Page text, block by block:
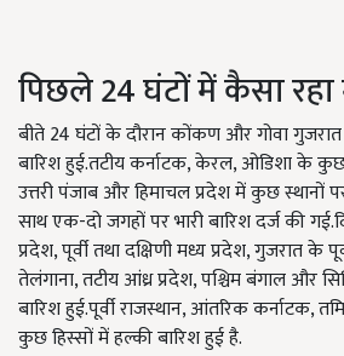
पिछले 24 घंटों में कैसा
बीते 24 घंटों के दौरान कोंकण और गोवा गुजरात के
बारिश हुई.तटीय कर्नाटक, केरल, ओडिशा के कुछ
उत्तरी पंजाब और हिमाचल प्रदेश में कुछ स्थानों
साथ एक-दो जगहों पर भारी बारिश दर्ज की
प्रदेश, पूर्वी तथा दक्षिणी मध्य प्रदेश, गुजरात के
तेलंगाना, तटीय आंध्र प्रदेश, पश्चिम बंगाल और
बारिश हुई.पूर्वी राजस्थान, आंतरिक कर्नाटक,
कुछ हिस्सों में हल्की बारिश हुई है.